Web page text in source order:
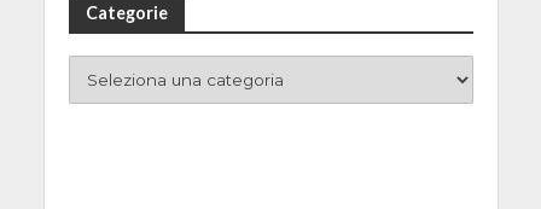
Categorie